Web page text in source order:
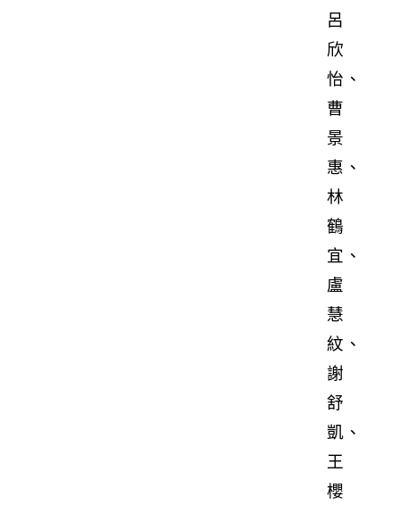
呂
欣
怡、
曹
景
惠、
林
鶴
宜、
盧
慧
紋、
謝
舒
凱、
王
櫻